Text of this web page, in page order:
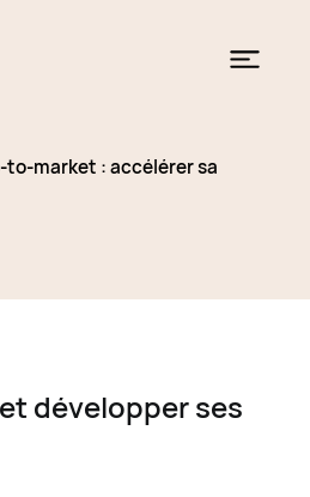
to-market : accélérer sa
développer ses